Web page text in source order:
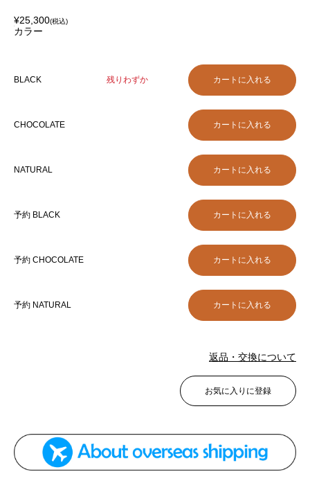
¥25,300(税込)
カラー
BLACK 残りわずか
CHOCOLATE
NATURAL
予約 BLACK
予約 CHOCOLATE
予約 NATURAL
返品・交換について
お気に入りに登録